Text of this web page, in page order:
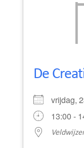
De
vrijdag,
13:00 -